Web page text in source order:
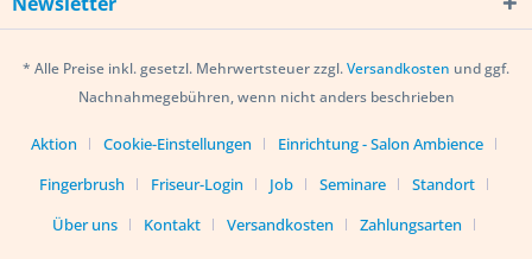
* Alle Preise inkl. gesetzl. Mehrwertsteuer zzgl.Versandkosten und ggf.
Nachnahmegebühren, wenn nicht anders beschrieben
Aktion Cookie-Einstellungen
Einrichtung - Salon Ambience
Fingerbrush
Friseur-Login Job Seminare
Standort
Über uns
Kontakt Versandkosten
Zahlungsarten